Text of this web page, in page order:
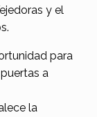
y el
para
a
la